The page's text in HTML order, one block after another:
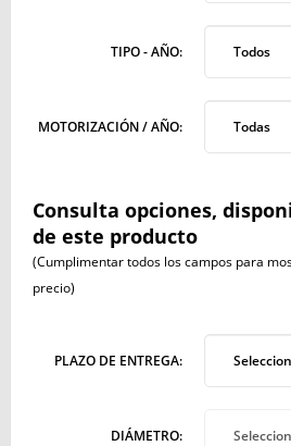
TIPO - AÑO: Todos
MOTORIZACIÓN / AÑO: Todas
Consulta opciones,
de este producto
(Cumplimentar todos los campos para
precio)
PLAZO DE ENTREGA:
DIÁMETRO: